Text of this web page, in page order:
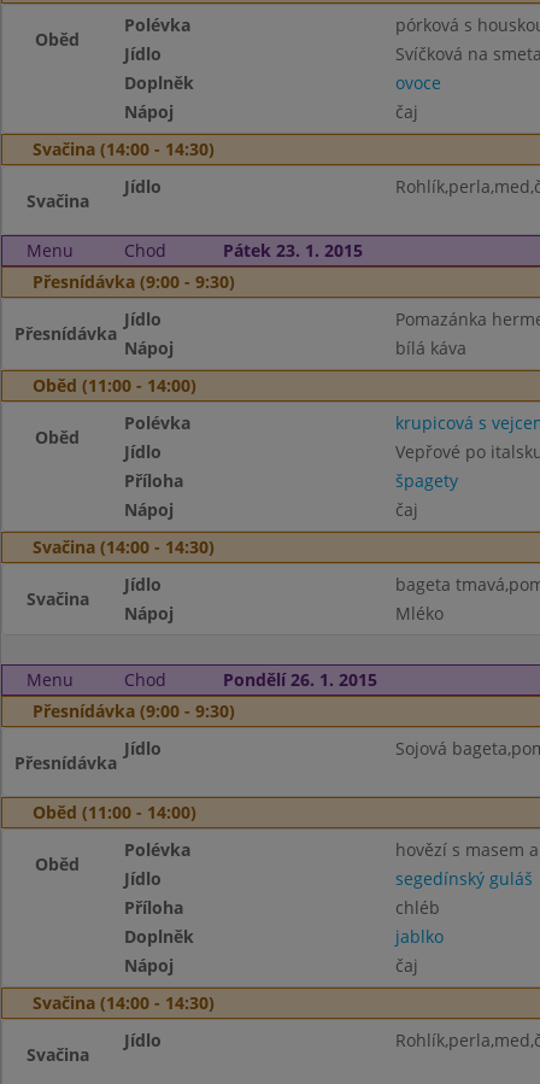
Oběd
Polévka
pórková s
Jídlo
Svíčková na
Doplněk
ovoce
Nápoj
čaj
Svačina (14:00 - 14:30)
Svačina
Jídlo
Menu Chod
Pátek 23. 1. 2015
Přesnídávka (9:00 - 9:30)
Přesnídávka
Jídlo
Pomazánka
Nápoj
bílá káva
Oběd (11:00 - 14:00)
Oběd
Polévka
krupicová s
Jídlo
Vepřové po
Příloha
špagety
Nápoj
čaj
Svačina (14:00 - 14:30)
Svačina
Jídlo
bageta
Nápoj
Mléko
Menu Chod
Pondělí 26. 1. 2015
Přesnídávka (9:00 - 9:30)
Přesnídávka
Jídlo Sojová
Oběd (11:00 - 14:00)
Oběd
Polévka
hovězí s masem
Jídlo
segedínský guláš
Příloha
chléb
Doplněk
jablko
Nápoj
čaj
Svačina (14:00 - 14:30)
Svačina
Jídlo